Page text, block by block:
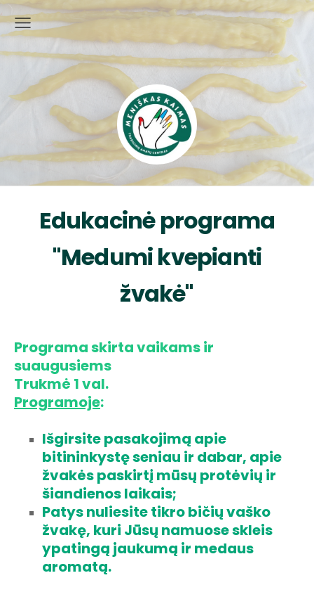
Edukacinė programa
"Medumi kvepianti
žvakė"
Programa skirta vaikams ir
suaugusiems
Trukmė 1 val.
Programoje:
Išgirsite pasakojimą apie
bitininkystę seniau ir dabar, apie
žvakės paskirtį mūsų protėvių ir
šiandienos laikais;
Patys nuliesite tikro bičių vaško
žvakę, kuri Jūsų namuose skleis
ypatingą jaukumą ir medaus
aromatą.